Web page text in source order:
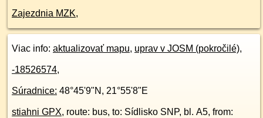
Zajezdnia MZK,
Viac info: aktualizovať mapu, uprav v JOSM (pokročilé),
-18526574,
Súradnice: 48°45'9"N , 21°55'8"E
stiahni GPX, route: bus, to: Sídlisko SNP, bl. A5, from: